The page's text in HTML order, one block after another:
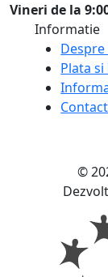
Vineri de la
Informatie
Plata
©